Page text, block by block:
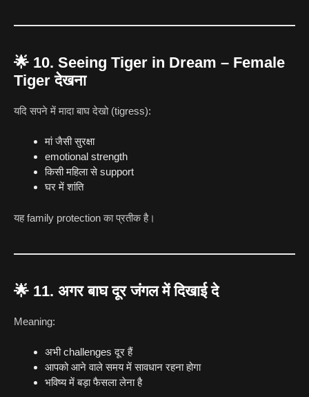
🌟 10. Seeing Tiger in Dream – Female
Tiger देखना
यदि सपने में मादा बाघ देखो (tigress):
मां जैसी सुरक्षा
emotional strength
किसी महिला से support
घर में शांति
यह family protection का प्रतीक है।
🌟 11. अगर बाघ दूर जंगल में दिखाई दे
Meaning:
अभी challenges दूर हैं
आपको आने वाले समय में सावधान रहना होगा
भविष्य में बड़ा फैसला लेना है